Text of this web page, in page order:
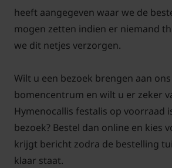
Hymenocallis is een van
subtropische plant en is in ons
worden overwinterd. Als u de
staan kunt u deze met pot en al op
plaats overwinteren. Geef de
wel wat water zodat ze niet
sterft vaak deels af en kan in het
afgeknipt om plaats te maken voor
heeft aangegeven waar we de
mogen zetten indien er niemand
we dit netjes verzorgen.
Wilt u een bezoek brengen aan
bomencentrum en wilt u er zeker
Hymenocallis festalis op voorraad
bezoek? Bestel dan online en kies
krijgt bericht zodra de bestelling
klaar staat.